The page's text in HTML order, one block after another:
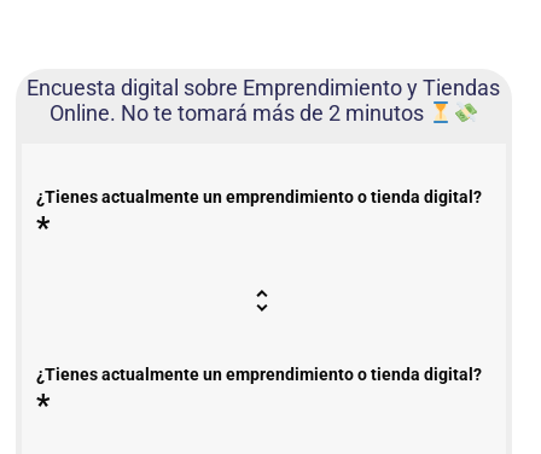
Encuesta digital sobre Emprendimiento y Tiendas
Online. No te tomará más de 2 minutos
¿Tienes actualmente un emprendimiento o tienda digital?
*
¿Tienes actualmente un emprendimiento o tienda digital?
*